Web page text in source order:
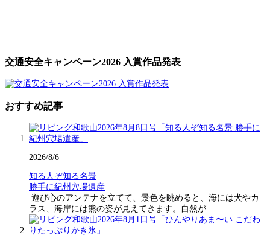
交通安全キャンペーン2026 入賞作品発表
おすすめ記事
2026/8/6
知る人ぞ知る名景
勝手に紀州穴場遺産
遊び心のアンテナを立てて、景色を眺めると、海には犬やカ
ラス、海岸には熊の姿が見えてきます。自然が…